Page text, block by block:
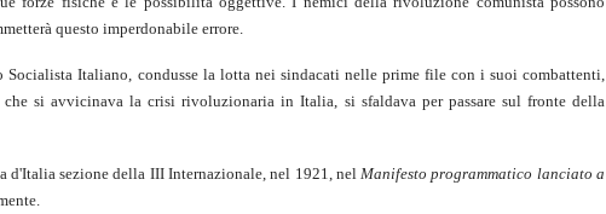
questo imperdonabile errore.
Italiano, condusse la lotta nei sindacati nelle prime file con i suoi combattenti,
si avvicinava la crisi rivoluzionaria in Italia, si sfaldava per passare sul fronte della
d'Italia sezione della III Internazionale, nel 1921, nel Manifesto programmatico lanciato a